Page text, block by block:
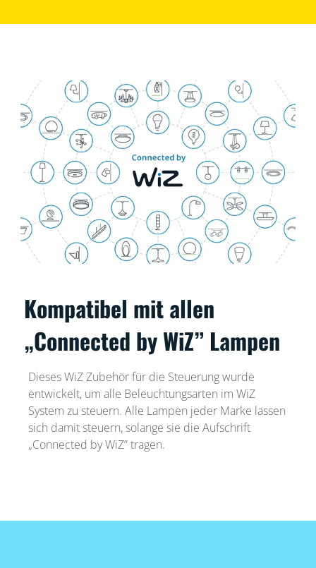
Kompatibel mit allen
„Connected by WiZ” Lampen
Dieses WiZ Zubehör für die Steuerung wurde
entwickelt, um alle Beleuchtungsarten im WiZ
System zu steuern. Alle Lampen jeder Marke lassen
sich damit steuern, solange sie die Aufschrift
„Connected by WiZ” tragen.